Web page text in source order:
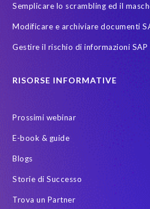
Semplicare lo scrambling ed il
Modificare e archiviare documenti
Gestire il rischio di informazioni SAP
RISORSE INFORMATIVE
Prossimi webinar
E-book & guide
Blogs
Storie di Successo
Trova un Partner